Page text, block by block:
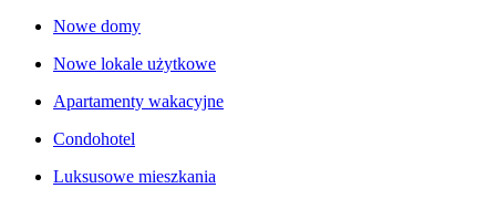
Nowe domy
Nowe lokale użytkowe
Apartamenty wakacyjne
Condohotel
Luksusowe mieszkania